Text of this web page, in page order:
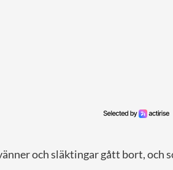
och släktingar gått bort, och